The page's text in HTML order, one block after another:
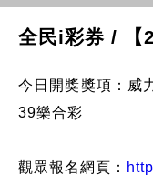
全民i彩券 / 【
今日開獎獎項：威
39樂合彩
觀眾報名網頁：